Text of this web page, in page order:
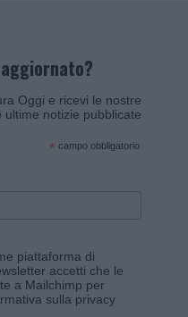
Oggi e ricevi le nostre
notizie pubblicate
* campo obbligatorio
piattaforma di
accetti che le
a Mailchimp per
sulla privacy